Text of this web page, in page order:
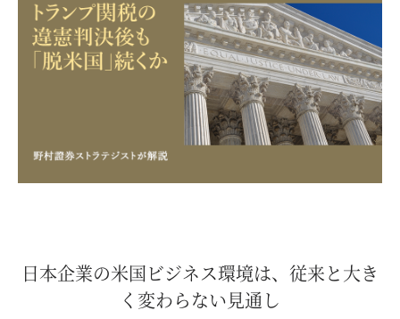
日本企業の米国ビジネス環境は、従来と大き
く変わらない見通し